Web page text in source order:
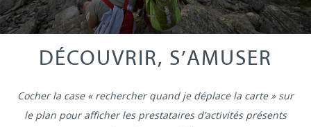
DÉCOUVRIR, S’AMUSER
Cocher la case « rechercher quand je déplace la carte » sur
le plan pour afficher les prestataires d’activités présents